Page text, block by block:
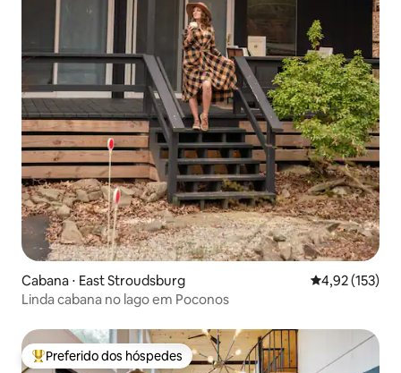
Cabana ⋅ East Stroudsburg 4,92 de uma
4,92 (153)
Linda cabana no lago em Poconos
Entre os melhores preferidos dos hóspedes
Preferido dos hóspedes